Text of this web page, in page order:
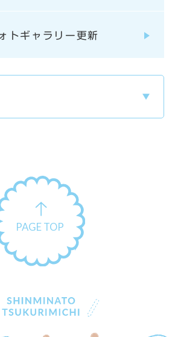
トギャラリー更新
PAGE TOP